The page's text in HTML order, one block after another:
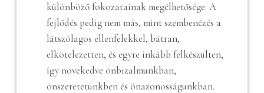
különböző fokozatainak megélhetősége. A
fejlődés pedig nem más, mint szembenézés a
látszólagos ellenfelekkel, bátran,
elkötelezetten, és egyre inkább felkészülten,
így növekedve önbizalmunkban,
önszeretetünkben és önazonosságunkban.